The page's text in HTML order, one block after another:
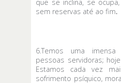
que se inclina, se
sem reservas até ao fim.
6.Temos uma
pessoas servidoras;
Estamos cada vez
sofrimento psíquico,